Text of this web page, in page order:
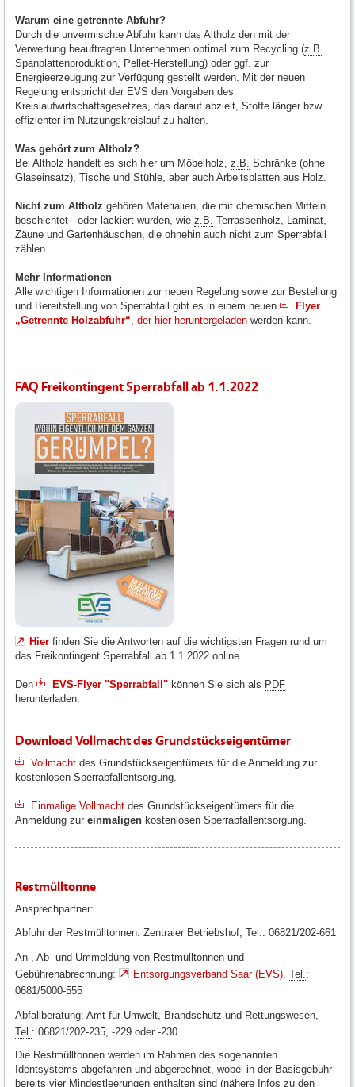
Warum eine getrennte Abfuhr?
Durch die unvermischte Abfuhr kann das Altholz den mit der
Verwertung beauftragten Unternehmen optimal zum Recycling (z.B.
Spanplattenproduktion, Pellet-Herstellung) oder ggf. zur
Energieerzeugung zur Verfügung gestellt werden. Mit der neuen
Regelung entspricht der EVS den Vorgaben des
Kreislaufwirtschaftsgesetzes, das darauf abzielt, Stoffe länger bzw.
effizienter im Nutzungskreislauf zu halten.
Was gehört zum Altholz?
Bei Altholz handelt es sich hier um Möbelholz, z.B. Schränke (ohne
Glaseinsatz), Tische und Stühle, aber auch Arbeitsplatten aus Holz.
Nicht zum Altholz gehören Materialien, die mit chemischen Mitteln
beschichtet oder lackiert wurden, wie z.B. Terrassenholz, Laminat,
Zäune und Gartenhäuschen, die ohnehin auch nicht zum Sperrabfall
zählen.
Mehr Informationen
Alle wichtigen Informationen zur neuen Regelung sowie zur Bestellung
und Bereitstellung von Sperrabfall gibt es in einem neuen
Flyer
„Getrennte Holzabfuhr“ , der hier heruntergeladen werden kann.
FAQ Freikontingent Sperrabfall ab 1.1.2022
Hier finden Sie die Antworten auf die wichtigsten Fragen rund um
das Freikontingent Sperrabfall ab 1.1.2022 online.
Den EVS-Flyer "Sperrabfall" können Sie sich als PDF
herunterladen.
Download Vollmacht des Grundstückseigentümer
Vollmacht des Grundstückseigentümers für die Anmeldung zur
kostenlosen Sperrabfallentsorgung.
Einmalige Vollmacht des Grundstückseigentümers für die
Anmeldung zur einmaligen kostenlosen Sperrabfallentsorgung.
Restmülltonne
Ansprechpartner:
Abfuhr der Restmülltonnen: Zentraler Betriebshof, Tel. : 06821/202-661
An-, Ab- und Ummeldung von Restmülltonnen und
Gebührenabrechnung:
Entsorgungsverband Saar (EVS) Tel. :
0681/5000-555
Abfallberatung: Amt für Umwelt, Brandschutz und Rettungswesen,
Tel. : 06821/202-235, -229 oder -230
Die Restmülltonnen werden im Rahmen des sogenannten
Identsystems abgefahren und abgerechnet, wobei in der Basisgebühr
bereits vier Mindestleerungen enthalten sind (nähere Infos zu den